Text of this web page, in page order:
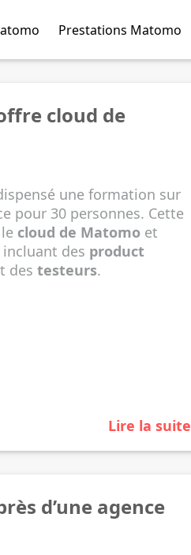
Prestations Matomo
cloud de
une formation sur
pour 30 personnes. Cette
cloud de Matomo et
incluant des product
destesteurs.
Lire la suite
d’une agence